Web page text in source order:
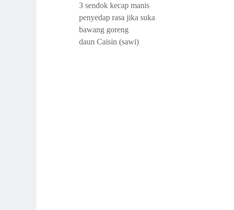
3 sendok kecap manis
penyedap rasa jika suka
bawang goreng
daun Caisin (sawi)